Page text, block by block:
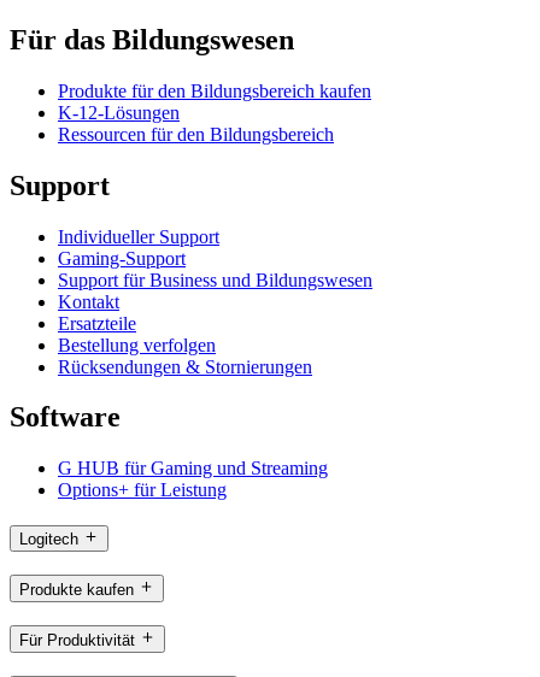
Für das Bildungswesen
Produkte für den Bildungsbereich kaufen
K-12-Lösungen
Ressourcen für den Bildungsbereich
Support
Individueller Support
Gaming-Support
Support für Business und Bildungswesen
Kontakt
Ersatzteile
Bestellung verfolgen
Rücksendungen & Stornierungen
Software
G HUB für Gaming und Streaming
Options+ für Leistung
Logitech
Produkte kaufen
Für Produktivität